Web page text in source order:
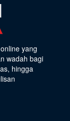
yang
wadah bagi
hingga